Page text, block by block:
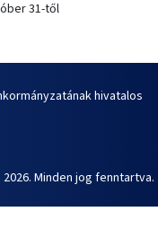
31-től
hivatalos
Minden jog fenntartva.